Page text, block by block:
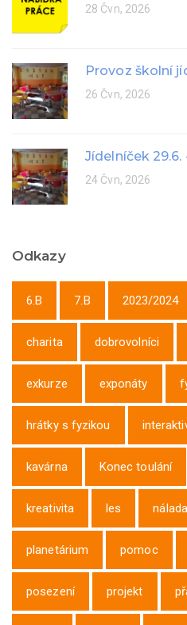
28 Čvn, 2026
Provoz školní
26 Čvn, 2026
Jídelníček 29.6.
24 Čvn, 2026
Odkazy
6.B 7.B 2023/2024
charita dobrovolníci
exkurze exponáty
hrátky s fyzikou
kavárna Konec toulání
kreativita les nálada
planetárium pomoc
posezení projekt